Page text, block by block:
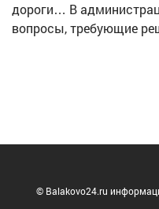
дороги… В
вопросы, требующие
© Balakovo24.ru